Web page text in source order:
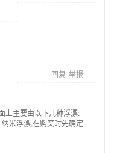
回复 举报
上主要由以下几种浮漂:
米浮漂,在购买时先确定